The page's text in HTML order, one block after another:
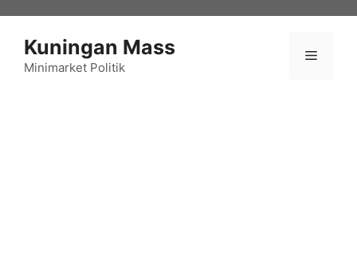
Kuningan Mass
Minimarket Politik
Menu